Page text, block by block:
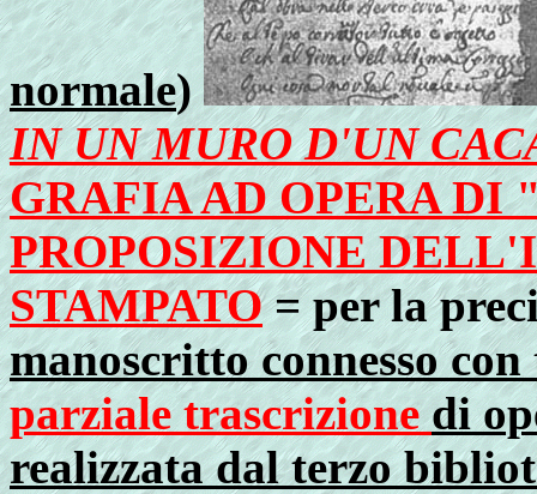
normale)
IN UN MURO D'UN
GRAFIA AD OPERA DI
PROPOSIZIONE
STAMPATO= per la
manoscritto connesso
parziale trascrizionedi
realizzata dal terzo